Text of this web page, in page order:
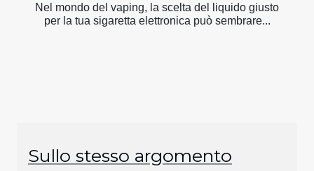
Nel mondo del vaping, la scelta del liquido giusto
per la tua sigaretta elettronica può sembrare...
Sullo stesso argomento